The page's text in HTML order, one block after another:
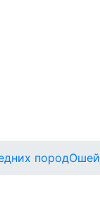
пород